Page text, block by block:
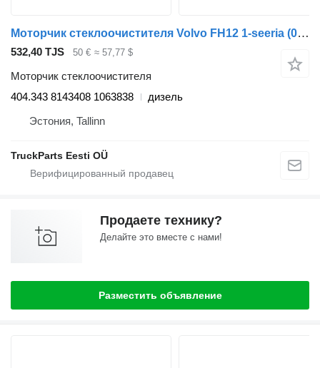
Моторчик стеклоочистителя Volvo FH12 1-seeria (01.93-12.02) 404.343 для тягача Volvo FH12, FH16, NH12, FH, VNL780 (1993-2014)
532,40 TJS 50 € ≈ 57,77 $
Моторчик стеклоочистителя
404.343 8143408 1063838
дизель
Эстония, Tallinn
TruckParts Eesti OÜ
Продаете технику?
Делайте это вместе с нами!
Разместить объявление